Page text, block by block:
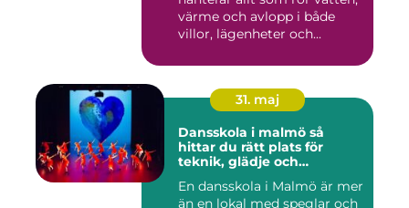
värme och avlopp i både
villor, lägenheter och...
31. maj
Dansskola i malmö så
hittar du rätt plats för
teknik, glädje och
En dansskola i Malmö är mer
än en lokal med speglar och